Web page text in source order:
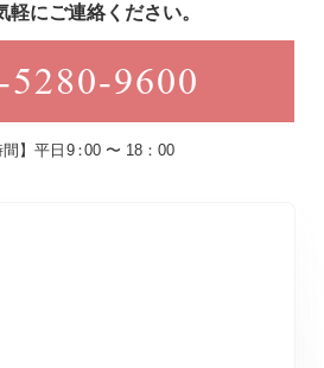
軽にご連絡ください。
5280-9600
間】平日
9：00 〜 18：00